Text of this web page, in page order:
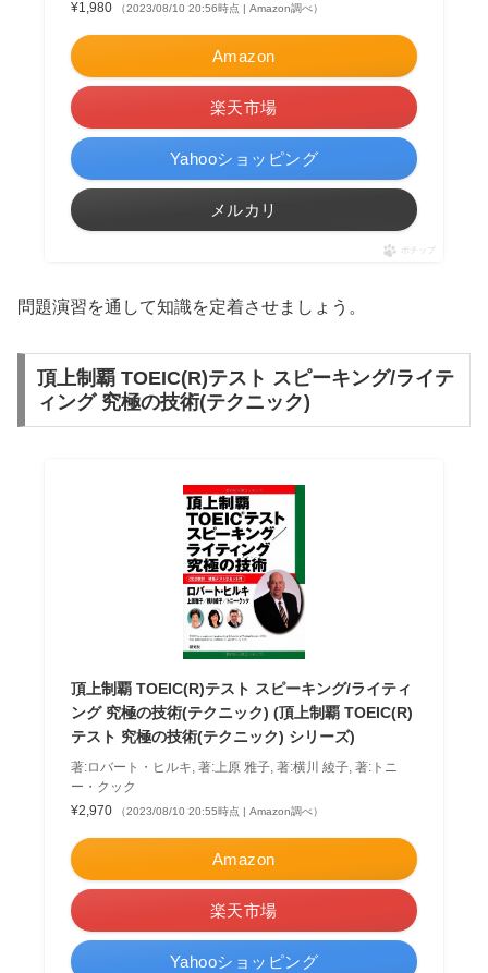
¥1,980 （2023/08/10 20:56時点 | Amazon調べ）
Amazon
楽天市場
Yahooショッピング
メルカリ
ポチップ
問題演習を通して知識を定着させましょう。
頂上制覇 TOEIC(R)テスト スピーキング/ライテ
ィング 究極の技術(テクニック)
頂上制覇 TOEIC(R)テスト スピーキング/ライティ
ング 究極の技術(テクニック) (頂上制覇 TOEIC(R)
テスト 究極の技術(テクニック) シリーズ)
著:ロバート・ヒルキ, 著:上原 雅子, 著:横川 綾子, 著:トニ
ー・クック
¥2,970
（2023/08/10 20:55時点 | Amazon調べ）
Amazon
楽天市場
Yahooショッピング